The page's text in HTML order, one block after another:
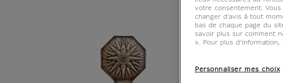
votre consentement.
changer d’avis à tout
bas de chaque page du
savoir plus sur comment
». Pour plus
Personnaliser mes choix